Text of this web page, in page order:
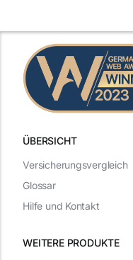
ÜBERSICHT
WEITERE PRODUKTE
Versicherungsvergleich
Glossar
Hilfe und Kontakt